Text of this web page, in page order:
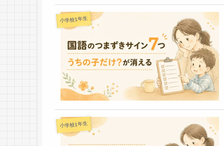
小学校1年生
小学校1年生